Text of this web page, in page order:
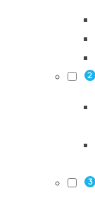
2
3